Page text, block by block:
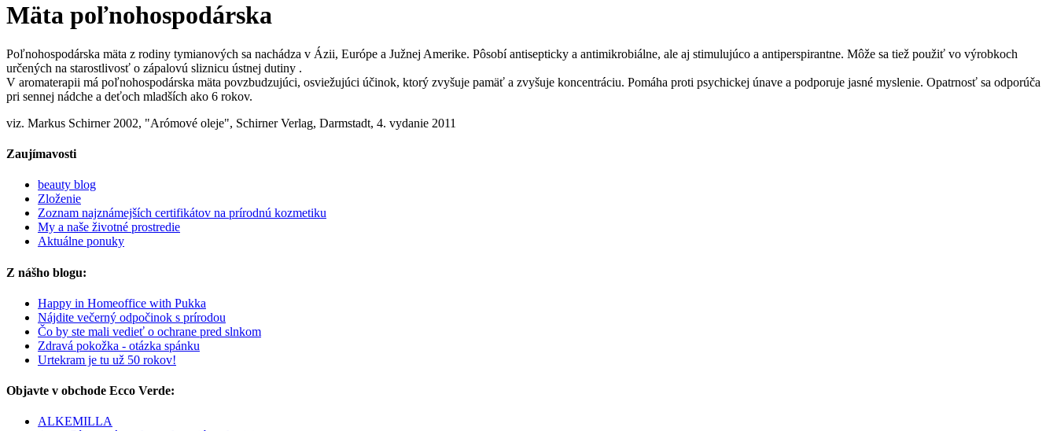
Mäta poľnohospodárska
Poľnohospodárska mäta z rodiny tymianových sa nachádza v Ázii, Európe a Južnej Amerike. Pôsobí antisepticky a antimikrobiálne, ale aj stimulujúco a antiperspirantne. Môže sa tiež použiť vo výrobkoch
určených na starostlivosť o zápalovú sliznicu ústnej dutiny .
V aromaterapii má poľnohospodárska mäta povzbudzujúci, osviežujúci účinok, ktorý zvyšuje pamäť a zvyšuje koncentráciu. Pomáha proti psychickej únave a podporuje jasné myslenie. Opatrnosť sa odporúča
pri sennej nádche a deťoch mladších ako 6 rokov.
viz. Markus Schirner 2002, "Arómové oleje", Schirner Verlag, Darmstadt, 4. vydanie 2011
Zaujímavosti
beauty blog
Zloženie
Zoznam najznámejších certifikátov na prírodnú kozmetiku
My a naše životné prostredie
Aktuálne ponuky
Z nášho blogu:
Happy in Homeoffice with Pukka
Nájdite večerný odpočinok s prírodou
Čo by ste mali vedieť o ochrane pred slnkom
Zdravá pokožka - otázka spánku
Urtekram je tu už 50 rokov!
Objavte v obchode Ecco Verde:
ALKEMILLA